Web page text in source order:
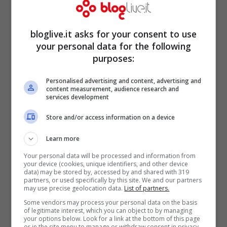
lungo la filiera di produzione,
conservazione e vendita dellepatate
“Montagnine”.
L’evento sarà curato dallaCopag–
bloglive.it asks for your consent to use
your personal data for the following
purposes:
Personalised advertising and content, advertising and
content measurement, audience research and
services development
Store and/or access information on a device
Learn more
Your personal data will be processed and information from
your device (cookies, unique identifiers, and other device
data) may be stored by, accessed by and shared with 319
partners, or used specifically by this site. We and our partners
may use precise geolocation data. List of partners.
Some vendors may process your personal data on the basis
of legitimate interest, which you can object to by managing
your options below. Look for a link at the bottom of this page